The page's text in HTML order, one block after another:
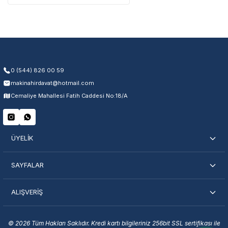
Servisi Nasıl Bulurum?
0 (544) 826 00 59
makinahirdavat@hotmail.com
Cemaliye Mahallesi Fatih Caddesi No:18/A
ÜYELİK
SAYFALAR
ALIŞVERİŞ
© 2026 Tüm Hakları Saklıdır. Kredi kartı bilgileriniz 256bit SSL sertifikası ile